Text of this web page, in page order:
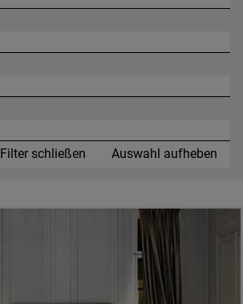
Filter schließen Auswahl aufheben